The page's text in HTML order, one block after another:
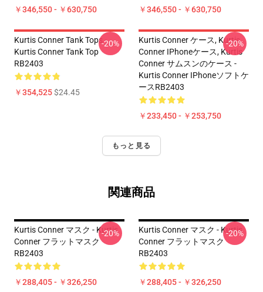
￥346,550 - ￥630,750 ￥346,550 - ￥630,750
Kurtis Conner Tank Tops -
Kurtis Conner Tank Top
RB2403
￥354,525$24.45
-20%
Kurtis Conner ケース, Kurtis
Conner IPhoneケース, Kurtis
Conner サムスンのケース -
Kurtis Conner IPhoneソフトケ
ースRB2403
￥233,450 - ￥253,750
-20%
もっと見る
関連商品
Kurtis Conner マスク - Kurtis
Conner フラットマスク
RB2403
￥288,405 - ￥326,250
-20%
Kurtis Conner マスク - Kurtis
Conner フラットマスク
RB2403
￥288,405 - ￥326,250
-20%